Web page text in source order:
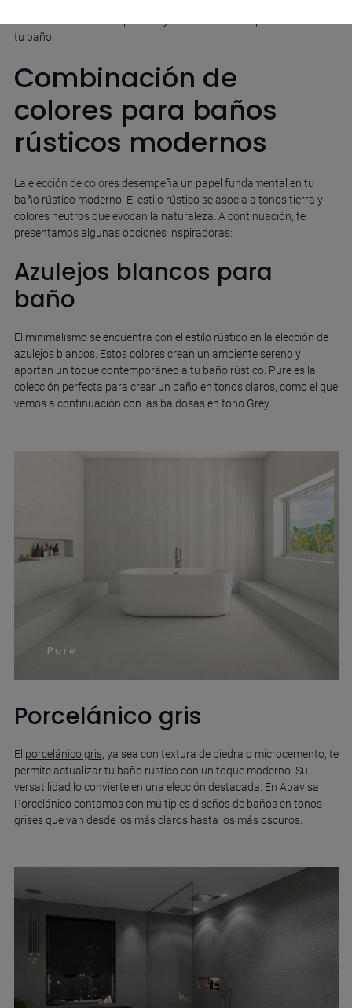
tu baño.
Combinación de
colores para baños
rústicos modernos
La elección de colores desempeña un papel fundamental en tu
baño rústico moderno. El estilo rústico se asocia a tonos tierra y
colores neutros que evocan la naturaleza. A continuación, te
presentamos algunas opciones inspiradoras:
Azulejos blancos para
baño
El minimalismo se encuentra con el estilo rústico en la elección de
azulejos blancos. Estos colores crean un ambiente sereno y
aportan un toque contemporáneo a tu baño rústico. Pure es la
colección perfecta para crear un baño en tonos claros, como el que
vemos a continuación con las baldosas en tono Grey.
Pure
Porcelánico gris
El porcelánico gris, ya sea con textura de piedra o microcemento, te
permite actualizar tu baño rústico con un toque moderno. Su
versatilidad lo convierte en una elección destacada. En Apavisa
Porcelánico contamos con múltiples diseños de baños en tonos
grises que van desde los más claros hasta los más oscuros.